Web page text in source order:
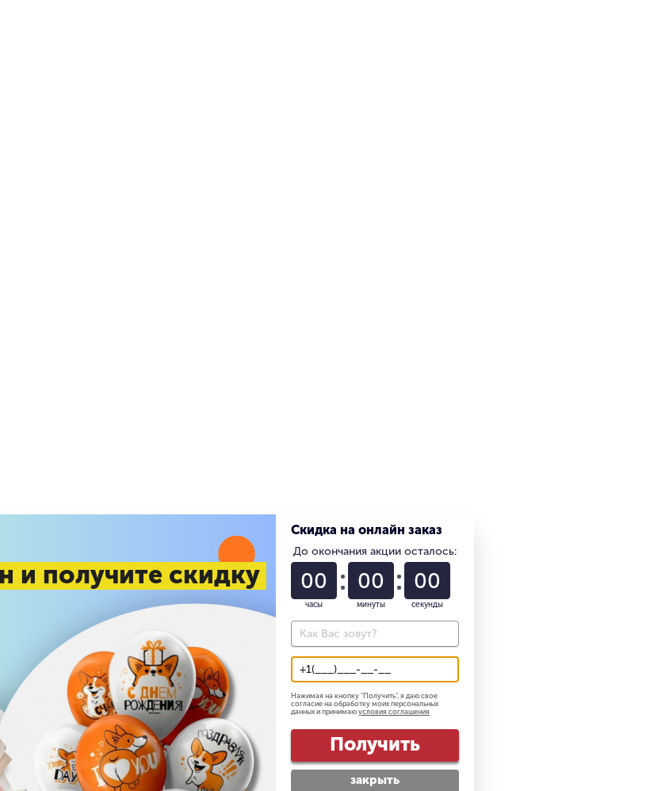
и получите скидку
Скидка на онлайн заказ
До окончания акции осталось:
01
часы
22
минуты
58
секунды
Нажимая на кнопку "Получить", я даю свое
согласие на обработку моих персональных
данных и принимаю условия соглашения
Получить
закрыть